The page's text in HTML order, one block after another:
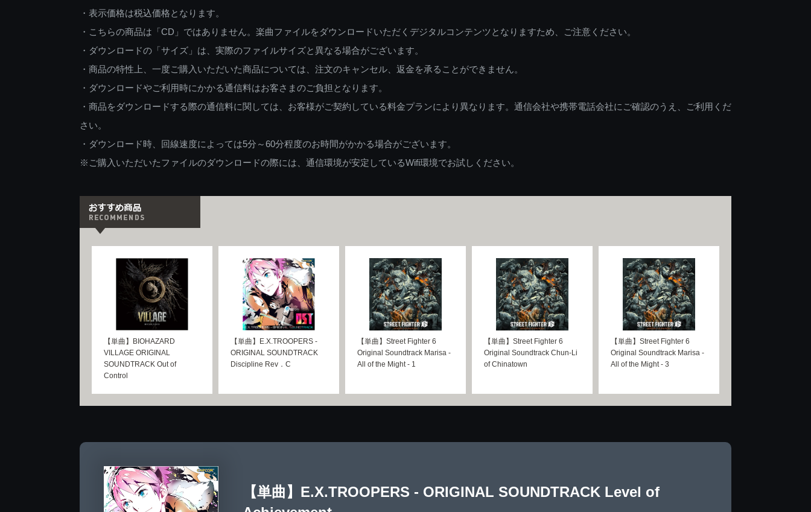
・表示価格は税込価格となります。
・こちらの商品は「CD」ではありません。楽曲ファイルをダウンロードいただくデジタルコンテンツとなりますため、ご注意ください。
・ダウンロードの「サイズ」は、実際のファイルサイズと異なる場合がございます。
・商品の特性上、一度ご購入いただいた商品については、注文のキャンセル、返金を承ることができません。
・ダウンロードやご利用時にかかる通信料はお客さまのご負担となります。
・商品をダウンロードする際の通信料に関しては、お客様がご契約している料金プランにより異なります。通信会社や携帯電話会社にご確認のうえ、ご利用くだ
さい。
・ダウンロード時、回線速度によっては5分～60分程度のお時間がかかる場合がございます。
※ご購入いただいたファイルのダウンロードの際には、通信環境が安定しているWifi環境でお試しください。
【単曲】BIOHAZARD
VILLAGE ORIGINAL
SOUNDTRACK Out of
Control
【単曲】E.X.TROOPERS -
ORIGINAL SOUNDTRACK
Discipline Rev．C
【単曲】Street Fighter 6
Original Soundtrack Marisa -
All of the Might - 1
【単曲】Street Fighter 6
Original Soundtrack Chun-Li
of Chinatown
【単曲】Street Fighter 6
Original Soundtrack Marisa -
All of the Might - 3
【単曲】E.X.TROOPERS - ORIGINAL SOUNDTRACK Level of